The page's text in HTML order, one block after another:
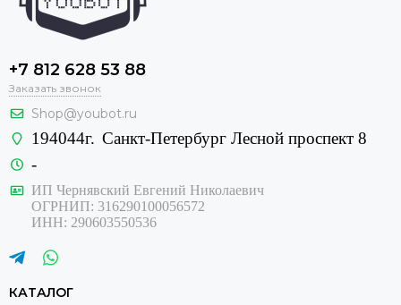
+7 812 628 53 88
Заказать звонок
Shop@youbot.ru
194044г. Санкт-Петербург Лесной проспект 8
-
ИП Чернявский Евгений Николаевич
ОГРНИП: 316290100056572
ИНН: 290603550536
КАТАЛОГ